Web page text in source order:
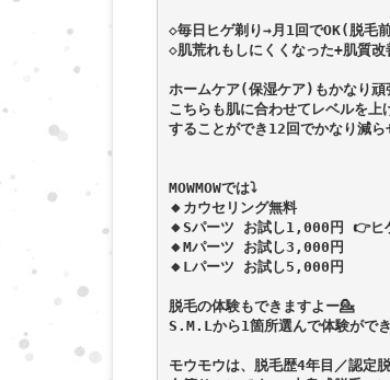
◇毎日ヒゲ剃り→月1回でOK(脱毛
◇肌荒れもしにくくなった+肌質改
ホームケア(保湿ケア)もかなり頑
こちらも肌に合わせてレベルを上
することができ12回でかなり減ら
MOWMOWでは⤵︎ ︎
🔸カウセリング無料
🔸Sパーツ お試し1,000円 👉ヒ
🔸Mパーツ お試し3,000円
🔸Lパーツ お試し5,000円
脱毛の体験もできますよー💁
S.M.Lから1箇所選んで体験ができ
モウモウは、脱毛歴4年目／認定